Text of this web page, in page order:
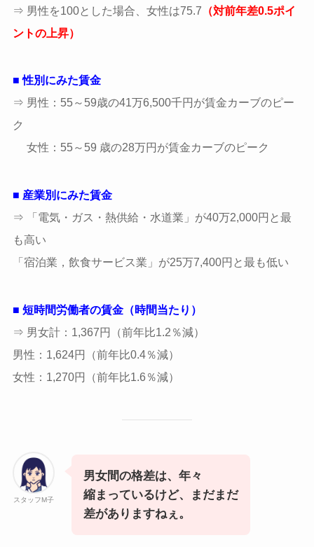
⇒ 男性を100とした場合、女性は75.7 （対前年差0.5ポイ
ントの上昇）
■ 性別にみた賃金
⇒ 男性： 55～59歳の41万6,500千円が賃金カーブのピー
ク
女性： 55～59 歳の28万円が賃金カーブのピーク
■ 産業別にみた賃金
⇒ 「電気・ガス・熱供給・水道業」が40万2,000円と最
も高い
「宿泊業，飲食サービス業」が25万7,400円と最も低い
■ 短時間労働者の賃金（時間当たり）
⇒ 男女計： 1,367円（前年比1.2％減）
男性：1,624円（前年比0.4％減）
女性：1,270円（前年比1.6％減）
スタッフM子
男女間の格差は、年々
縮まっているけど、まだまだ
差がありますねぇ。